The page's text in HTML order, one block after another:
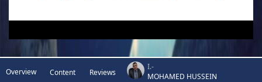
Overview Content Reviews
I.-
MOHAMED HUSSEIN